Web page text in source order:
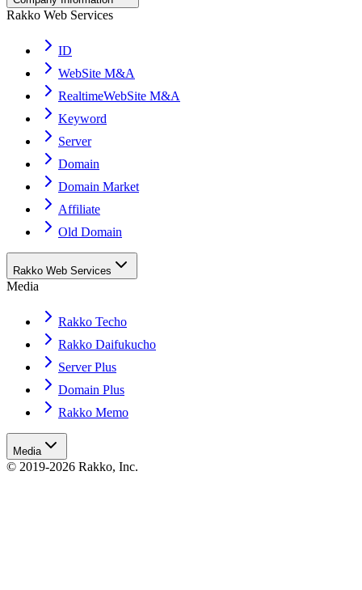
Rakko Web Services
ID
WebSite M&A
RealtimeWebSite M&A
Keyword
Server
Domain
Domain Market
Affiliate
Old Domain
Rakko Web Services
Media
Rakko Techo
Rakko Daifukucho
Server Plus
Domain Plus
Rakko Memo
Media
© 2019-2026 Rakko, Inc.